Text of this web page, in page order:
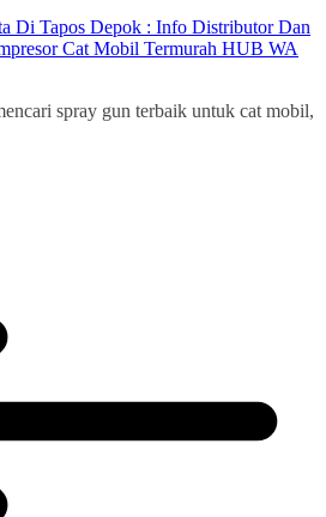
Di Tapos Depok : Info Distributor Dan
Cat Mobil Termurah HUB WA
spray gun terbaik untuk cat mobil,